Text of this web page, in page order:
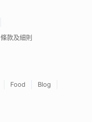
條款及細則
Food
Blog